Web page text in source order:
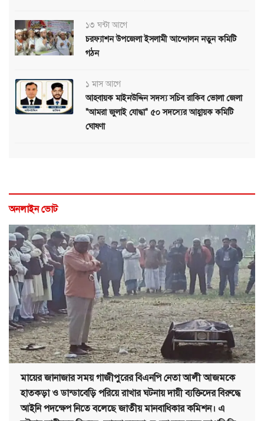
১৩ ঘন্টা আগে
চরফ্যাশন উপজেলা ইসলামী আন্দোলন নতুন কমিটি
গঠন
১ মাস আগে
আহবায়ক মাইনউদ্দিন সদস্য সচিব রাকিব ভোলা জেলা
"আমরা জুলাই যোদ্ধা" ৫০ সদস্যের আহ্বায়ক কমিটি
ঘোষণা
অনলাইন ভোট
মায়ের জানাজার সময় গাজীপুরের বিএনপি নেতা আলী আজমকে
হাতকড়া ও ডান্ডাবেড়ি পরিয়ে রাখার ঘটনায় দায়ী ব্যক্তিদের বিরুদ্ধে
আইনি পদক্ষেপ নিতে বলেছে জাতীয় মানবাধিকার কমিশন। এ